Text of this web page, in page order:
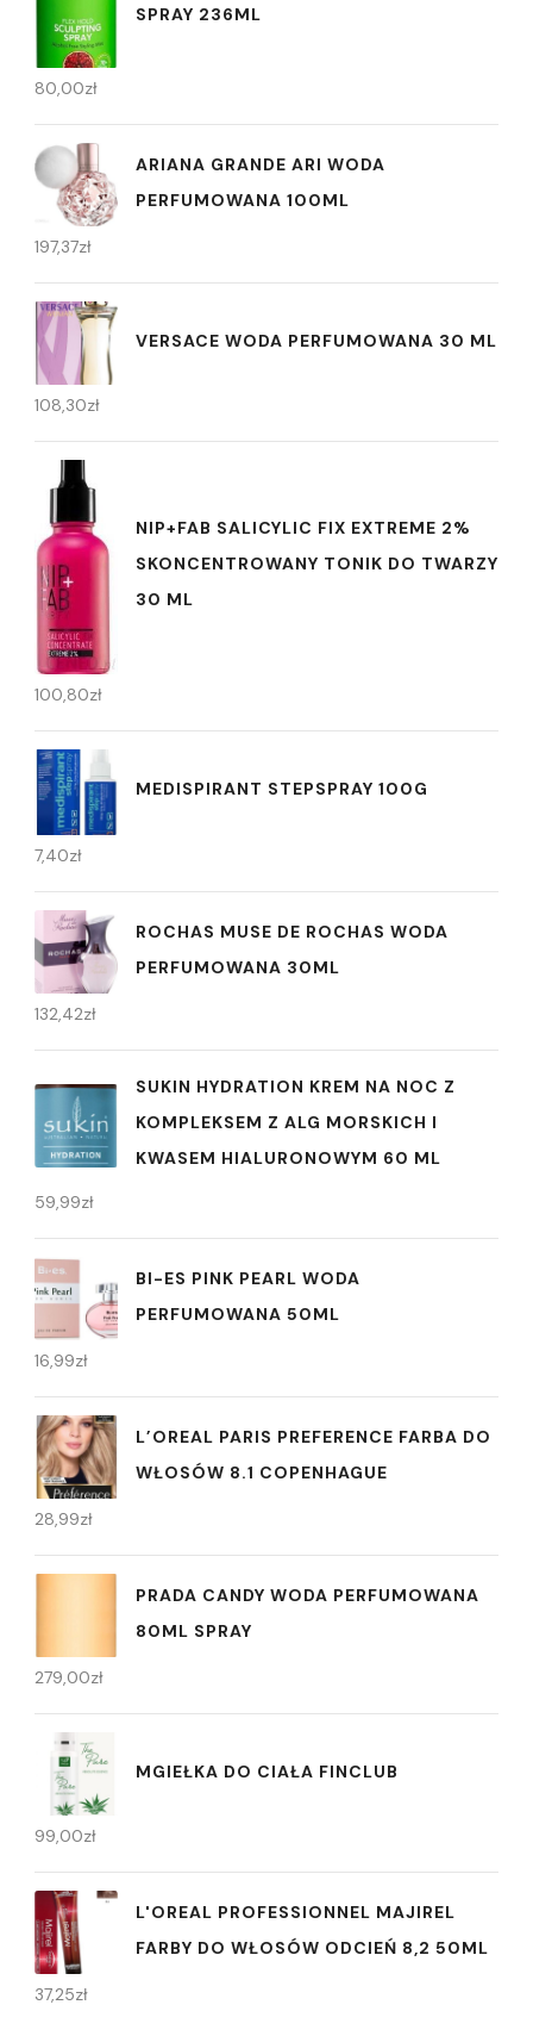
SPRAY 236ML
80,00zł
ARIANA GRANDE ARI WODA
PERFUMOWANA 100ML
197,37zł
VERSACE WODA PERFUMOWANA 30 ML
108,30zł
NIP+FAB SALICYLIC FIX EXTREME 2%
SKONCENTROWANY TONIK DO TWARZY
30 ML
100,80zł
MEDISPIRANT STEPSPRAY 100G
7,40zł
ROCHAS MUSE DE ROCHAS WODA
PERFUMOWANA 30ML
132,42zł
SUKIN HYDRATION KREM NA NOC Z
KOMPLEKSEM Z ALG MORSKICH I
KWASEM HIALURONOWYM 60 ML
59,99zł
BI-ES PINK PEARL WODA
PERFUMOWANA 50ML
16,99zł
L’OREAL PARIS PREFERENCE FARBA DO
WŁOSÓW 8.1 COPENHAGUE
28,99zł
PRADA CANDY WODA PERFUMOWANA
80ML SPRAY
279,00zł
MGIEŁKA DO CIAŁA FINCLUB
99,00zł
L'OREAL PROFESSIONNEL MAJIREL
FARBY DO WŁOSÓW ODCIEŃ 8,2 50ML
37,25zł